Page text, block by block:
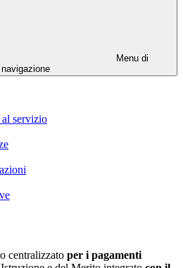
Menu di
navigazione
al servizio
centralizzato per i pagamenti